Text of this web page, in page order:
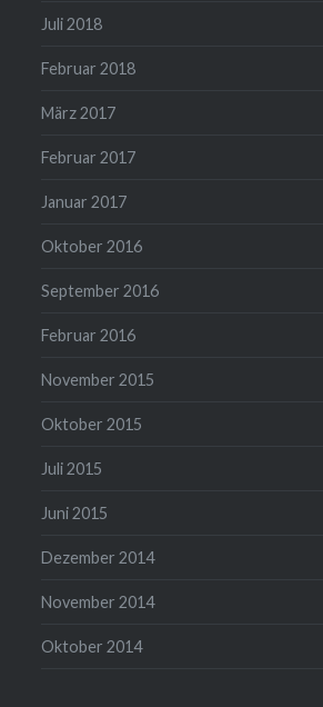
Juli 2018
Februar 2018
März 2017
Februar 2017
Januar 2017
Oktober 2016
September 2016
Februar 2016
November 2015
Oktober 2015
Juli 2015
Juni 2015
Dezember 2014
November 2014
Oktober 2014